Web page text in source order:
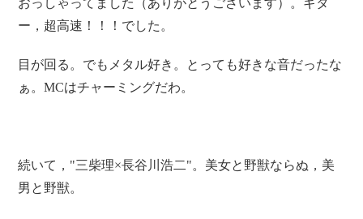
おっしゃってました（ありがとうございます）。ギタ
ー，超高速！！！でした。
目が回る。でも メタル好き。とっても好きな音だったな
ぁ。MCはチャーミングだわ。
続いて，"三柴理×長谷川浩二"。美女と野獣ならぬ，美
男と野獣。